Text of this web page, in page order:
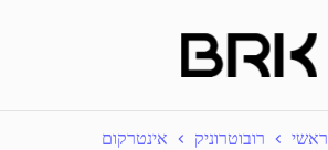
content
ראשי רובוטרוניק אינטרקום